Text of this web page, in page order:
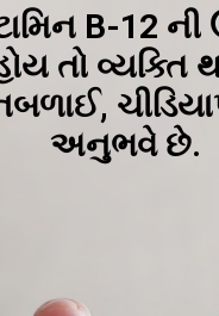
B-12
તો વ્યક્તિ
અનુભવે છે.